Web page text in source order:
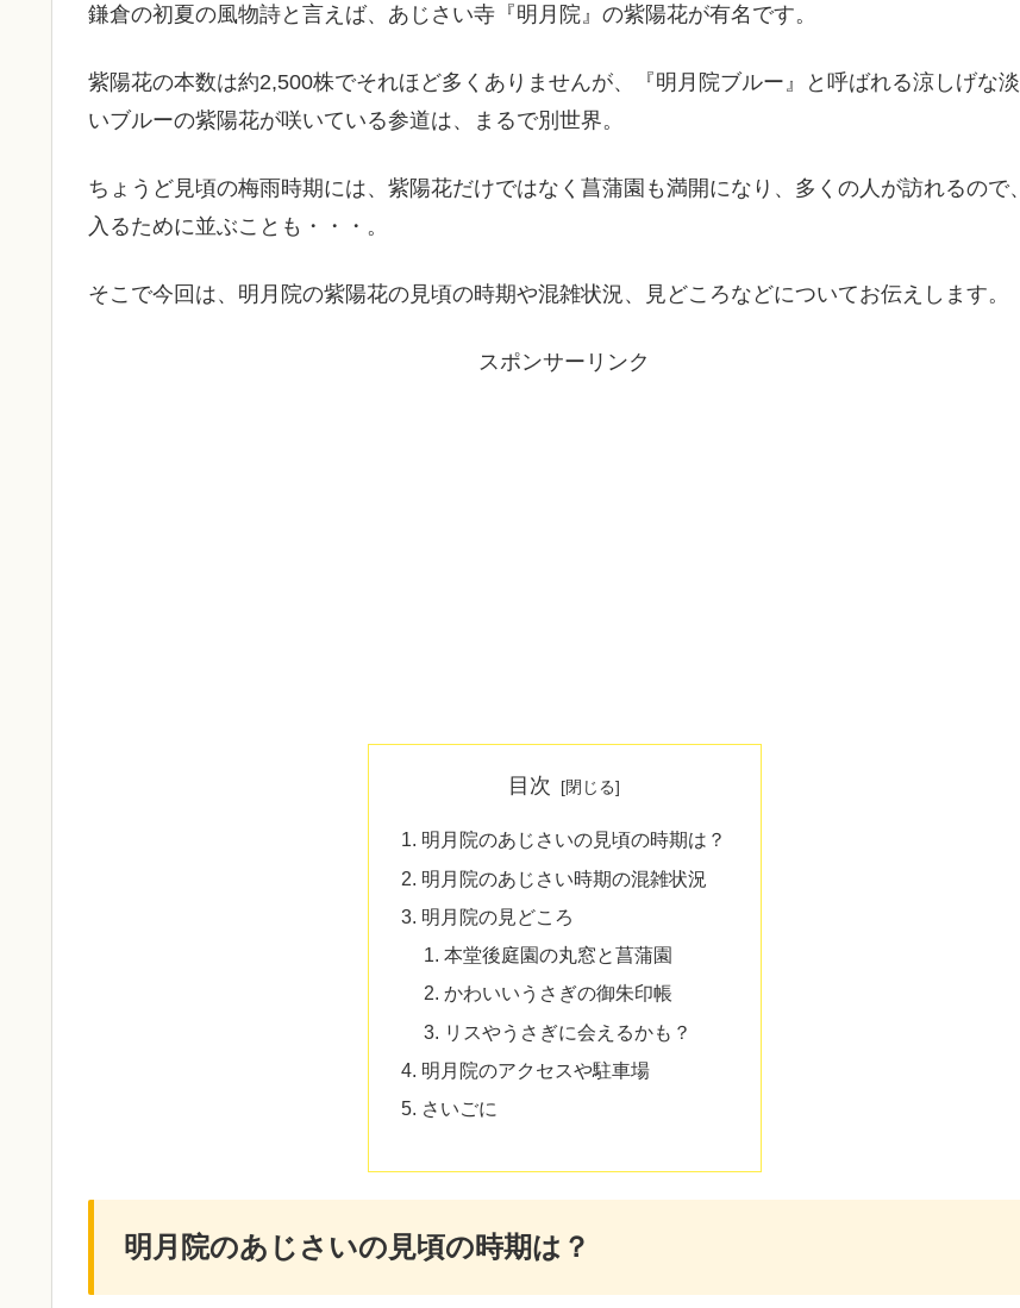
鎌倉の初夏の風物詩と言えば、あじさい寺『明月院』の紫陽花が有名です。
紫陽花の本数は約2,500株でそれほど多くありませんが、『明月院ブルー』と呼ばれる涼しげな淡
いブルーの紫陽花が咲いている参道は、まるで別世界。
ちょうど見頃の梅雨時期には、紫陽花だけではなく菖蒲園も満開になり、多くの人が訪れるので、
入るために並ぶことも・・・。
そこで今回は、明月院の紫陽花の見頃の時期や混雑状況、見どころなどについてお伝えします。
スポンサーリンク
目次
明月院のあじさいの見頃の時期は？
明月院のあじさい時期の混雑状況
明月院の見どころ
本堂後庭園の丸窓と菖蒲園
かわいいうさぎの御朱印帳
リスやうさぎに会えるかも？
明月院のアクセスや駐車場
さいごに
明月院のあじさいの見頃の時期は？